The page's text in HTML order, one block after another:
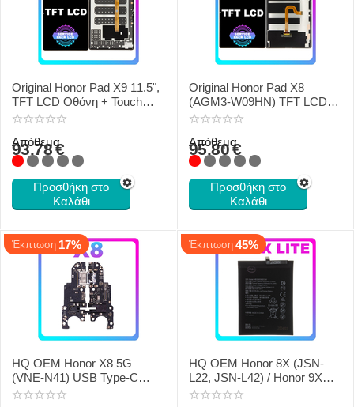
Original Honor Pad X9 11.5",
TFT LCD Οθόνη + Touch
Screen Digitizer Black
93.78€
Απόθεμα
Προσθήκη στο
Καλάθι
Original Honor Pad X8
(AGM3-W09HN) TFT LCD
Οθόνη + Touch Screen
95.80€
Απόθεμα
Προσθήκη στο
Καλάθι
Έκπτωση 17%
HQ OEM Honor X8 5G
(VNE-N41) USB Type-C
Charging Dock + Microphone
Έκπτωση 45%
HQ OEM Honor 8X (JSN-
L22, JSN-L42) / Honor 9X
Lite (JSN-L21, JSN-L22)